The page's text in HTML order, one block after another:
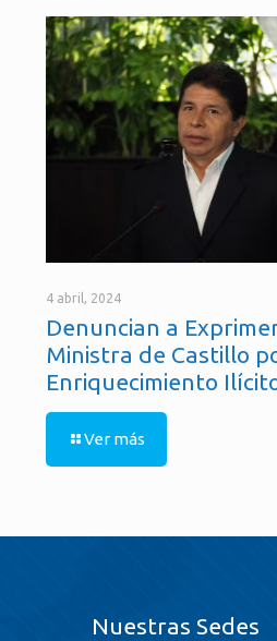
4 abril, 2024
Denuncian a
Ministra de Castillo
Enriquecimiento
Ver más
Nuestras Sedes